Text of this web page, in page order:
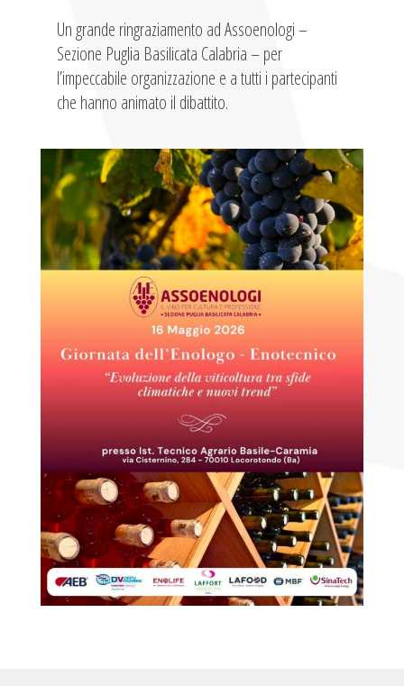
Un grande ringraziamento ad Assoenologi –
Sezione Puglia Basilicata Calabria – per
l’impeccabile organizzazione e a tutti i partecipanti
che hanno animato il dibattito.